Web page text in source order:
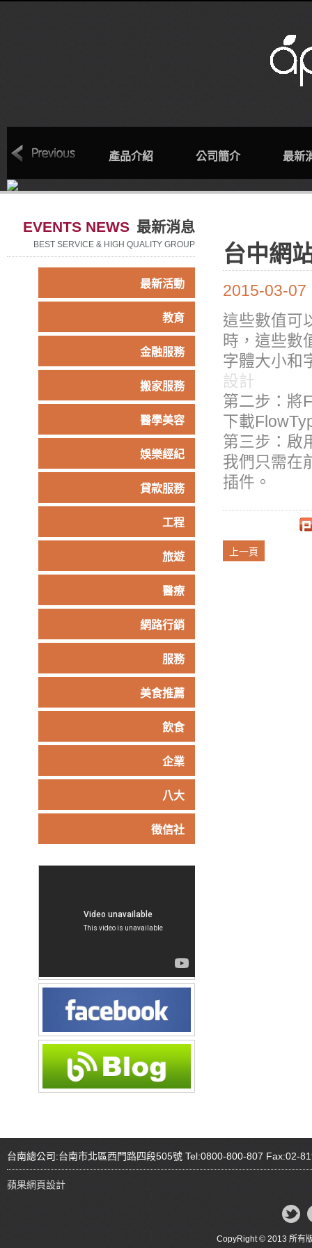
回首頁 產品介紹 公司簡介 最新
EVENTS NEWS 最新消息
BEST SERVICE & HIGH QUALITY GROUP
最新活動
教育
金融服務
搬家服務
醫學美容
娛樂經紀
貸款服務
工程
旅遊
醫療
網路行銷
服務
美食推薦
飲食
企業
八大
徵信社
台中網
2015-03-07
這些數值可
時，這些數
字體大小和
設計
第二步：將
下載
第三步：啟
我們只需在
插件。
上一頁
台南總公司:台南市北區西門路四段505號 Tel:0800-800-807 Fax:02-
蘋果網頁設計
CopyRight © 2013 所有